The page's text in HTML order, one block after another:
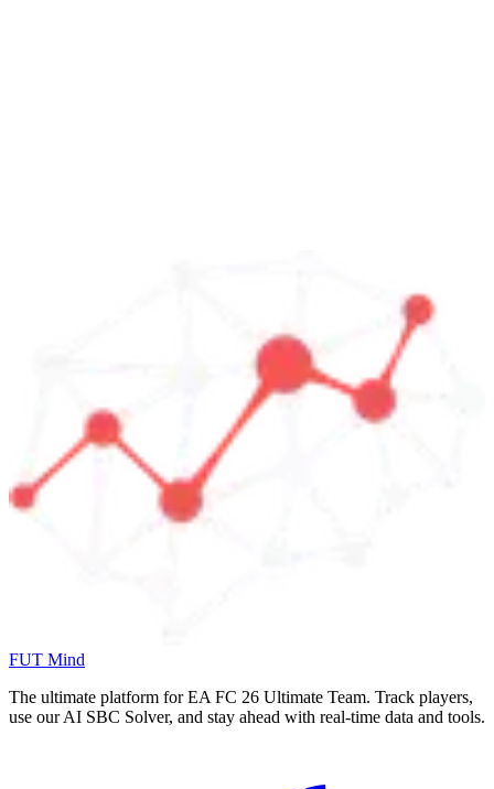
FUT Mind
The ultimate platform for EA FC 26 Ultimate Team. Track players,
use our AI SBC Solver, and stay ahead with real-time data and tools.